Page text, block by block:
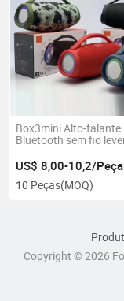
Box3mini Alto-falante
Bluetooth sem fio
US$ 8,00-10,2/Peça
10 Peças(MOQ)
Copyright © 2026